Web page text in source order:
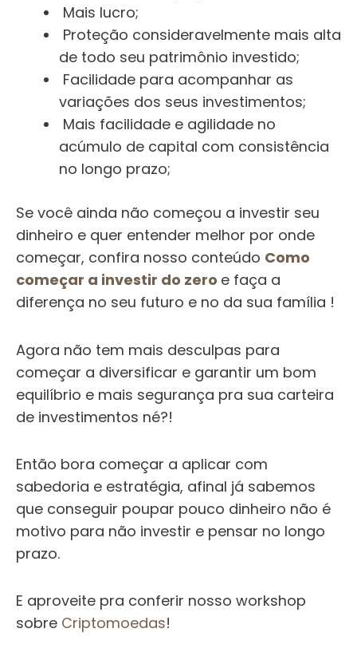
Mais lucro;
Proteção consideravelmente mais alta
de todo seu patrimônio investido;
Facilidade para acompanhar as
variações dos seus investimentos;
Mais facilidade e agilidade no
acúmulo de capital com consistência
no longo prazo;
Se você ainda não começou a investir seu
dinheiro e quer entender melhor por onde
começar, confira nosso conteúdo Como
começar a investir do zero e faça a
diferença no seu futuro e no da sua família !
Agora não tem mais desculpas para
começar a diversificar e garantir um bom
equilíbrio e mais segurança pra sua carteira
de investimentos né?!
Então bora começar a aplicar com
sabedoria e estratégia, afinal já sabemos
que conseguir poupar pouco dinheiro não é
motivo para não investir e pensar no longo
prazo.
E aproveite pra conferir nosso workshop
sobre Criptomoedas!